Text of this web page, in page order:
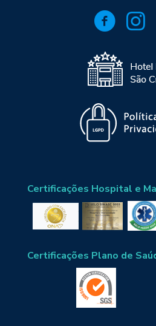
Certificações Hospital e
Certificações Plano de